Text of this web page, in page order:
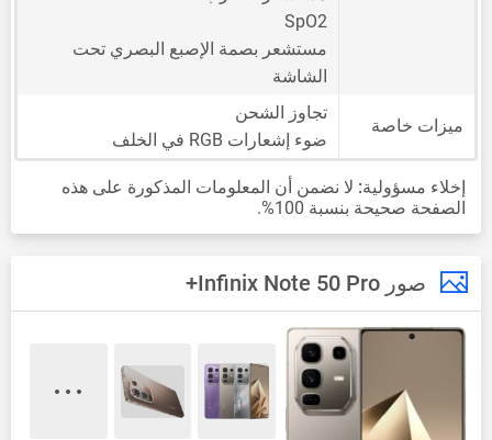
SpO2
مستشعر بصمة الإصبع البصري تحت
الشاشة
ميزات خاصة
تجاوز الشحن
ضوء إشعارات RGB في الخلف
إخلاء مسؤولية: لا نضمن أن المعلومات المذكورة على هذه
الصفحة صحيحة بنسبة 100%.
صور Infinix Note 50 Pro+